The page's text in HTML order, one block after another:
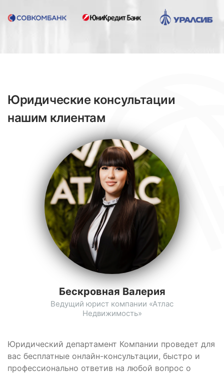
Юридические консультации
нашим клиентам
Юридический департамент Компании проведет для
вас бесплатные онлайн-консультации, быстро и
профессионально ответив на любой вопрос о
Бескровная Валерия
Ведущий юрист компании «Атлас
Недвижимость»